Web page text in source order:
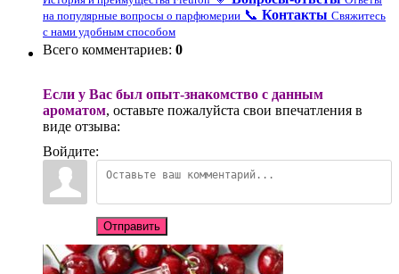
на популярные вопросы о парфюмерии 📞 Контакты Свяжитесь
с нами удобным способом
Всего комментариев: 0
Если у Вас был опыт-знакомство с данным
ароматом, оставьте пожалуйста свои впечатления в
виде отзыва:
Войдите:
Отправить